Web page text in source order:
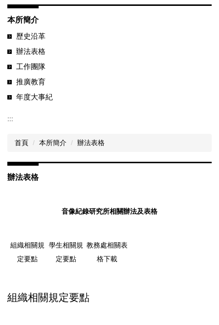
本所簡介
歷史沿革
辦法表格
工作團隊
推廣教育
年度大事紀
:::
首頁 本所簡介 辦法表格
辦法表格
音像紀錄研究所相關辦法及表格
組織相關規
定要點
學生相關規
定要點
教務處相關表
格下載
組織相關規定要點